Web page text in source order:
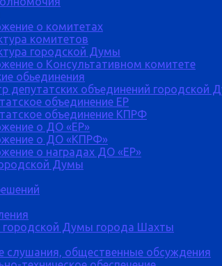
о комитетах
комитетов
городской Думы
о Консультативном комитете
обьединения
депутатских объединений городской
объединение ЕР
объединение КПРФ
о ДО «ЕР»
о ДО «КПРФ»
о наградах ДО «ЕР»
Думы
городской Думы города Шахты
слушания, общественные обсуждения